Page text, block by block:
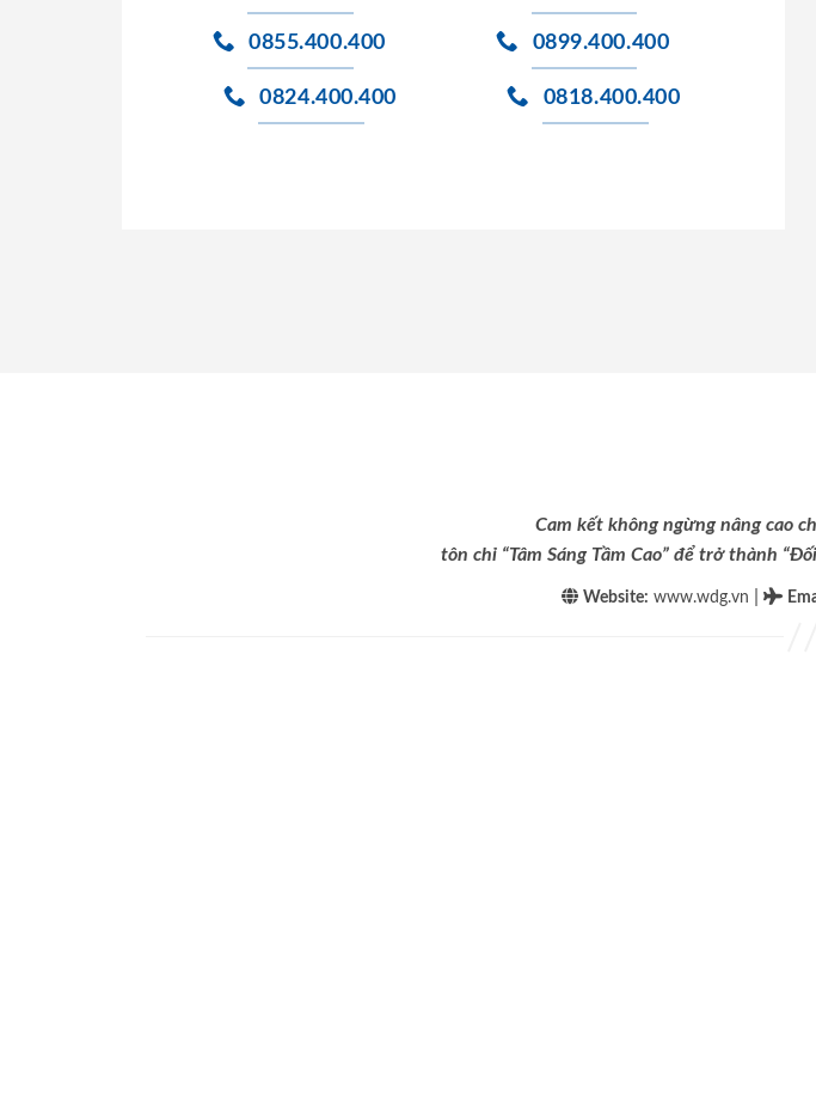
0855.400.400
0824.400.400
0899.400.400
0818.400.400
Cam kết không ngừng nâng cao
tôn chỉ “Tâm Sáng Tầm Cao” để trở thành
Website: www.wdg.vn